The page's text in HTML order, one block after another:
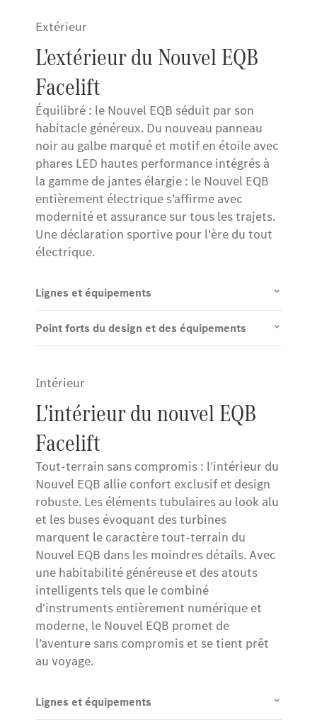
Extérieur
L'extérieur du Nouvel EQB
Facelift
Équilibré : le Nouvel EQB séduit par son
habitacle généreux. Du nouveau panneau
noir au galbe marqué et motif en étoile avec
phares LED hautes performance intégrés à
la gamme de jantes élargie : le Nouvel EQB
entièrement électrique s’affirme avec
modernité et assurance sur tous les trajets.
Une déclaration sportive pour l'ère du tout
électrique.
Lignes et équipements
Point forts du design et des équipements
Intérieur
L'intérieur du nouvel EQB
Facelift
Tout-terrain sans compromis : l'intérieur du
Nouvel EQB allie confort exclusif et design
robuste. Les éléments tubulaires au look alu
et les buses évoquant des turbines
marquent le caractère tout-terrain du
Nouvel EQB dans les moindres détails. Avec
une habitabilité généreuse et des atouts
intelligents tels que le combiné
d'instruments entièrement numérique et
moderne, le Nouvel EQB promet de
l’aventure sans compromis et se tient prêt
au voyage.
Lignes et équipements